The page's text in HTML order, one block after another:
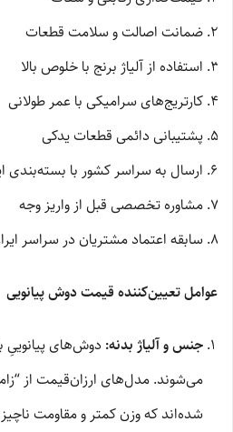
ضمانت اصالت و سلامت قطعات
استفاده از آلیاژ برنج با خلوص بالا
کارتریج‌های سرامیکی با عمر طولانی
پشتیبانی دائمی قطعات یدکی
ارسال به سراسر کشور با بسته‌بندی
مشاوره تخصصی قبل از واریز وجه
سابقه اعتماد مشتریان در سراسر
عوامل تعیین‌کننده قیمت دوش پیانویی
جنس و آلیاژ بدنه: دوش‌های پیانوییِ
می‌شوند. مدل‌های ارزان‌قیمت از
شده‌اند که وزن کمتر و مقاومت